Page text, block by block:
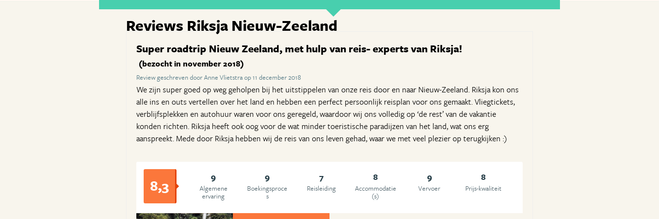
Reviews Riksja Nieuw-Zeeland
Super roadtrip Nieuw Zeeland, met hulp van reis- experts van Riksja!
(bezocht in november 2018)
Review geschreven door Anne Vlietstra op 11 december 2018
We zijn super goed op weg geholpen bij het uitstippelen van onze reis door en naar Nieuw-Zeeland. Riksja kon ons
alle ins en outs vertellen over het land en hebben een perfect persoonlijk reisplan voor ons gemaakt. Vliegtickets,
verblijfsplekken en autohuur waren voor ons geregeld, waardoor wij ons volledig op ‘de rest’ van de vakantie
konden richten. Riksja heeft ook oog voor de wat minder toeristische paradijzen van het land, wat ons erg
aanspreekt. Mede door Riksja hebben wij de reis van ons leven gehad, waar we met veel plezier op terugkijken :)
8,3 9
Algemene
ervaring
9
Boekingsproce
s
7
Reisleiding
8
Accommodatie
(s)
9
Vervoer
8
Prijs-kwaliteit